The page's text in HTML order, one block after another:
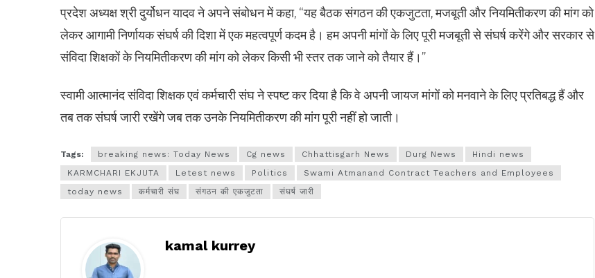
प्रदेश अध्यक्ष श्री दुर्योधन यादव ने अपने संबोधन में कहा, “यह बैठक संगठन की एकजुटता, मजबूती और नियमितीकरण की मांग को
लेकर आगामी निर्णायक संघर्ष की दिशा में एक महत्वपूर्ण कदम है। हम अपनी मांगों के लिए पूरी मजबूती से संघर्ष करेंगे और सरकार से
संविदा शिक्षकों के नियमितीकरण की मांग को लेकर किसी भी स्तर तक जाने को तैयार हैं।”
स्वामी आत्मानंद संविदा शिक्षक एवं कर्मचारी संघ ने स्पष्ट कर दिया है कि वे अपनी जायज मांगों को मनवाने के लिए प्रतिबद्ध हैं और
तब तक संघर्ष जारी रखेंगे जब तक उनके नियमितीकरण की मांग पूरी नहीं हो जाती।
Tags: breaking news: Today News Cg news Chhattisgarh News Durg News
Hindi news
KARMCHARI EKJUTA
Letest news Politics
Swami Atmanand Contract Teachers and Employees
today news
कर्मचारी संघ संगठन की एकजुटता संघर्ष जारी
kamal kurrey